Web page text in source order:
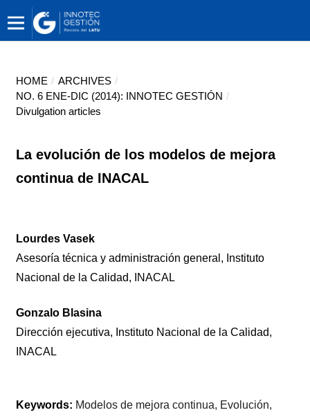
HOME / ARCHIVES /
NO. 6 ENE-DIC (2014): INNOTEC GESTIÓN /
Divulgation articles
La evolución de los modelos de mejora
continua de INACAL
Lourdes Vasek
Asesoría técnica y administración general, Instituto
Nacional de la Calidad, INACAL
Gonzalo Blasina
Dirección ejecutiva, Instituto Nacional de la Calidad,
INACAL
Keywords: Modelos de mejora continua, Evolución,